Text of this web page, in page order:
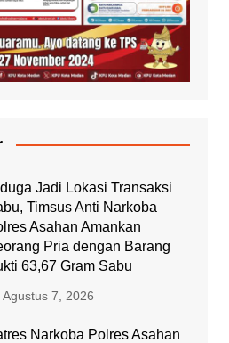
Jadi Lokasi Transaksi
Timsus Anti Narkoba
Asahan Amankan
Pria dengan Barang
63,67 Gram Sabu
Agustus 7, 2026
Narkoba Polres Asahan